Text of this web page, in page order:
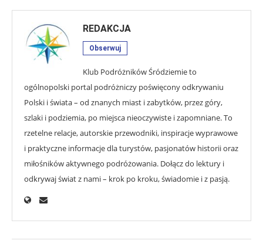
REDAKCJA
Obserwuj
Klub Podróżników Śródziemie to
ogólnopolski portal podróżniczy poświęcony odkrywaniu
Polski i świata – od znanych miast i zabytków, przez góry,
szlaki i podziemia, po miejsca nieoczywiste i zapomniane. To
rzetelne relacje, autorskie przewodniki, inspiracje wyprawowe
i praktyczne informacje dla turystów, pasjonatów historii oraz
miłośników aktywnego podróżowania. Dołącz do lektury i
odkrywaj świat z nami – krok po kroku, świadomie i z pasją.